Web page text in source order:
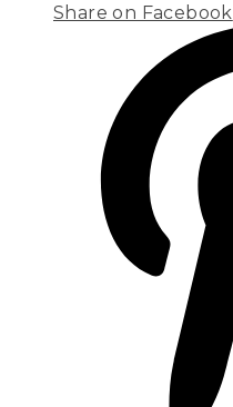
Share on Facebook